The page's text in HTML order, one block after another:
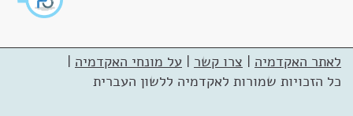
לאתר האקדמיה | צרו קשר | על מונחי האקדמיה |
כל הזכויות שמורות לאקדמיה ללשון העברית